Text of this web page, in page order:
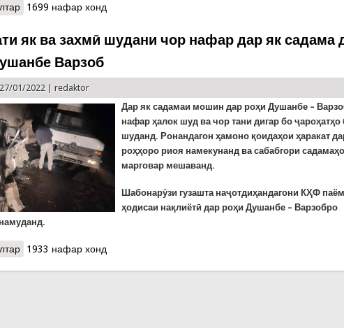
о Дарсҳо барои мураббиён аз ҳисоби кормандони КҲФ
1699 нафар хонд
як ва захмӣ шудани чор нафар дар як садама
Варзоб
01/2022 |redaktor
Дар як садамаи мошин дар роҳи Душанбе –
нафар ҳалок шуд ва чор тани дигар бо ҷароҳатҳо
шуданд. Ронандагон ҳамоно қоидаҳои ҳаракат
роҳҳоро риоя намекунанд ва сабабгори
марговар мешаванд.
Шабонарӯзи гузашта наҷотдиҳандагони КҲФ
ҳодисаи нақлиётӣ дар роҳи Душанбе – Варзобро
о Ҳалокати як ва захмӣ шудани чор нафар дар як садама дар роҳи
1933 нафар хонд